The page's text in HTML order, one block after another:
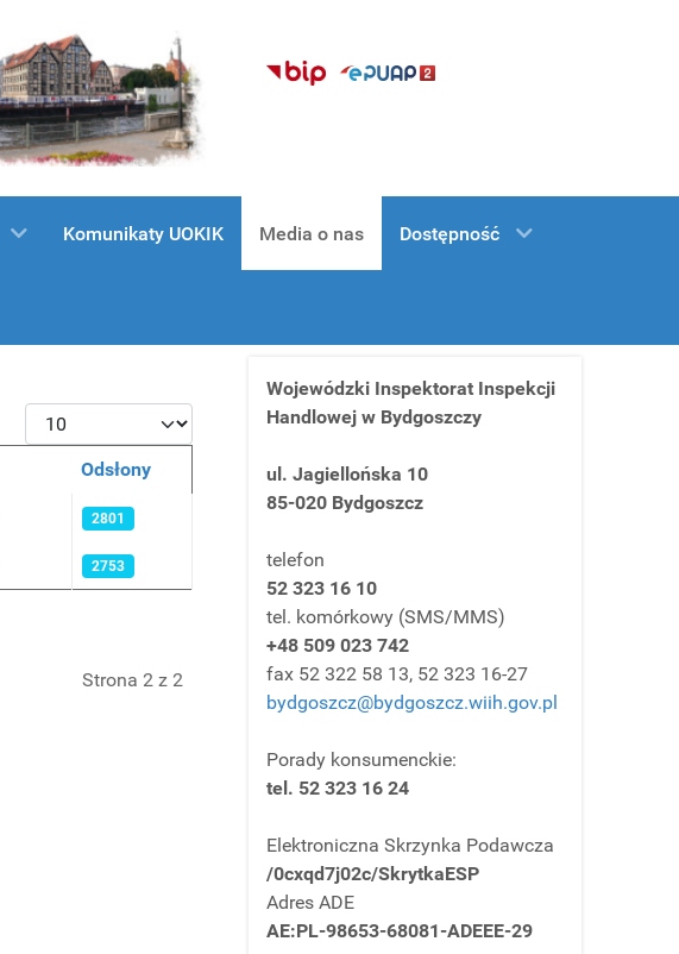
Komunikaty UOKIK Media o nas Dostępność
Pokaż #
Odsłony
2801
2753
Strona 2 z 2
Wojewódzki Inspektorat Inspekcji
Handlowej w Bydgoszczy
ul. Jagiellońska 10
85-020 Bydgoszcz
telefon
52 323 16 10
tel. komórkowy (SMS/MMS)
+48 509 023 742
fax 52 322 58 13, 52 323 16-27
bydgoszcz@bydgoszcz.wiih.gov.pl
Porady konsumenckie:
tel. 52 323 16 24
Elektroniczna Skrzynka Podawcza
/0cxqd7j02c/SkrytkaESP
Adres ADE
AE:PL-98653-68081-ADEEE-29